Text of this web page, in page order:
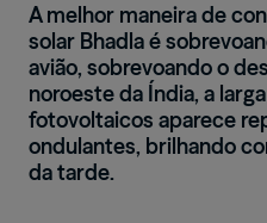
A melhor maneira de
solar Bhadla é
avião, sobrevoando o
noroeste da Índia, a
fotovoltaicos aparece
ondulantes, brilhando
da tarde.